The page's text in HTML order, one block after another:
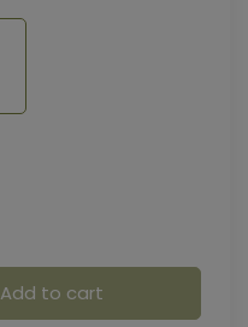
Add to cart